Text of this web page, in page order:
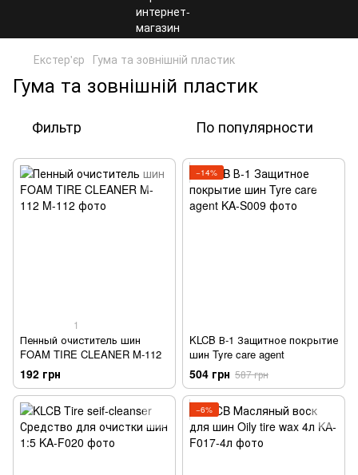
Екстер'єр Гума та зовнішній пластик
Гума та зовнішній пластик
Фильтр По популярности
1
Пенный очиститель шин
FOAM TIRE CLEANER M-112
192 грн
−14%
KLCB В-1 Защитное покрытие
шин Tyre care agent
504 грн 587 грн
−6%